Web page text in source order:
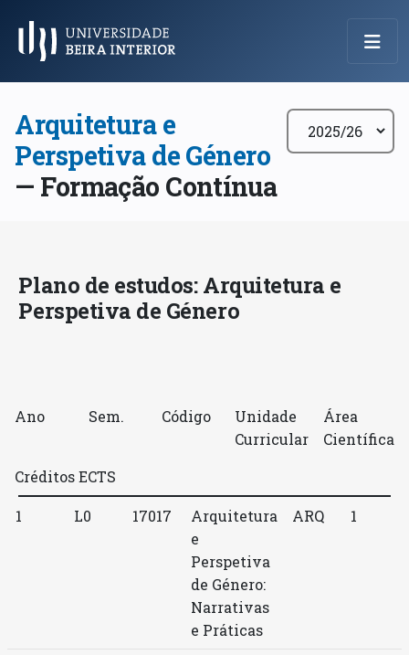
Menu Principal
Arquitetura e
Perspetiva de Género
— Formação Contínua
Plano de estudos: Arquitetura e
Perspetiva de Género
Ano Sem. Código
Unidade
Curricular
Área
Científica
Créditos ECTS
1 L0 17017
Arquitetura
e
Perspetiva
de Género:
Narrativas
e Práticas
ARQ 1